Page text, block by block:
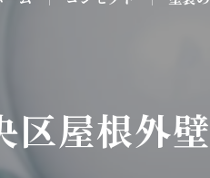
区屋根外